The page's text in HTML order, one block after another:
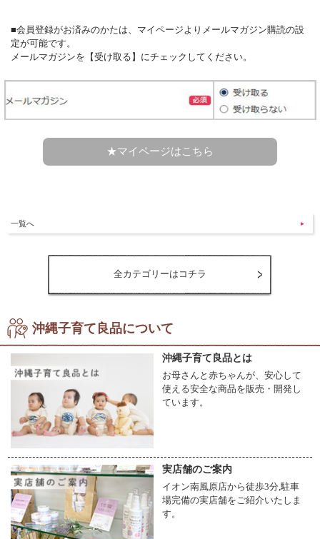
■会員登録がお済みのかたは、マイページよりメールマガジン購読の設
定が可能です。
メールマガジンを【受け取る】にチェックしてください。
★マイページはこちら
一覧へ
全カテゴリーはコチラ
沖縄子育て良品について
沖縄子育て良品とは
お母さんと赤ちゃんが、安心して
使える安全な商品を販売・開発し
ています。
実店舗のご案内
イオン南風原店から徒歩3分,駐車
場完備の実店舗をご紹介いたしま
す。